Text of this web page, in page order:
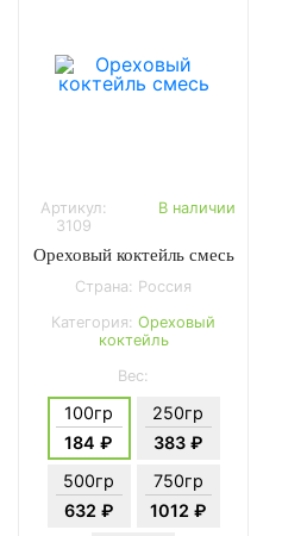
Артикул:
3109
В наличии
Ореховый коктейль смесь
Страна: Россия
Категория: Ореховый
коктейль
Вес:
100гр
184 ₽
250гр
383 ₽
500гр
632 ₽
750гр
1012 ₽